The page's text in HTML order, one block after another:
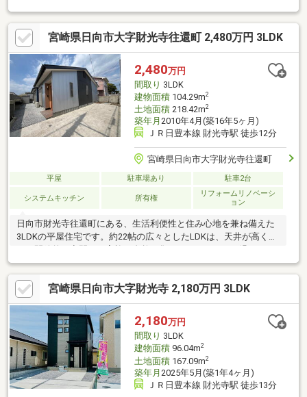
房乾燥機標準装備！☆家族との会話も弾むカウンターキッチン☆
全居室収納付きでお部屋広々♪☆住宅瑕疵担保責任保険、地盤保
証、しろあり保証付◇～周辺環境～◇☆財光寺小学校 徒歩10分
／財光寺中学校 徒歩19分☆コープみやざき財光寺店 徒歩7分
【ご見学のご予約・お問い合わせ方法】☆TEL『0982-20-5489』
までお電話、または『見学予約する(無料)』からお気軽にお問い
合わせください。
宮崎県日向市大字財光寺往還町 2,480万円 3LDK
2,480万円
間取り 3LDK
建物面積104.29m2
土地面積218.42m2
築年月 2010年4月(築16年5ヶ月)
ＪＲ日豊本線 財光寺駅 徒歩12分
宮崎県日向市大字財光寺往還町
平屋 駐車場あり 駐車2台
システムキッチン 所有権
リフォームリノベーシ
ョン
日向市財光寺往還町にある、生活利便性と住み心地を兼ね備えた
3LDKの平屋住宅です。約22帖の広々としたLDKは、天井が高く明
住まいです。2026年2月には壁紙の張替え、水回り設備の一部交
換、屋根塗装などのリフォームを実施済み。エアコンやIHコンロ
も新品設置されており、新生活を始めやすい点も魅力です。財光
寺駅まで徒歩約12分、小学校まで約400m、スーパーやコンビニ、
郵便局も徒歩圏内に揃う便利な立地。平屋住宅をお探しの方にお
すすめです。
宮崎県日向市大字財光寺 2,180万円 3LDK
2,180万円
間取り 3LDK
建物面積96.04m2
土地面積167.09m2
築年月 2025年5月(築1年4ヶ月)
ＪＲ日豊本線 財光寺駅 徒歩13分